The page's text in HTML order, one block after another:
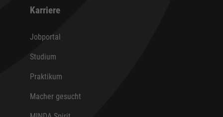
Karriere
Jobportal
Studium
Praktikum
Macher gesucht